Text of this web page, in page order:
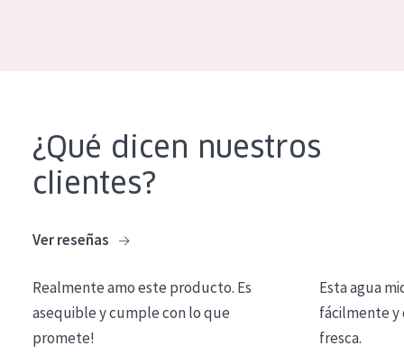
Limpieza
Essentials
Lift+
Expert
¿Qué dicen nuestros
clientes?
Ver reseñas
Realmente amo este producto. Es
asequible y cumple con lo que
promete!
Esta agua
fácilmente y
fresca.